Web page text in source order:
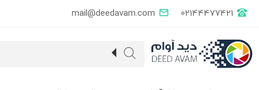
mail@deedavam.com 02144477421